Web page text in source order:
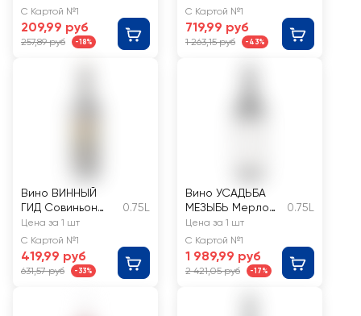
сухое
С Картой №1
209,99 руб
257,89 руб -18%
красное
полусладкое
С Картой №1
719,99 руб
1 263,15 руб -43%
Вино ВИННЫЙ
ГИД Совиньон
белое
полусладкое
0.75L
Цена за 1 шт
С Картой №1
419,99 руб
631,57 руб -33%
Вино УСАДЬБА
МЕЗЫБЬ Мерло
Кубань Геленджик
красное сухое
0.75L
Цена за 1 шт
С Картой №1
1 989,99 руб
2 421,05 руб -17%